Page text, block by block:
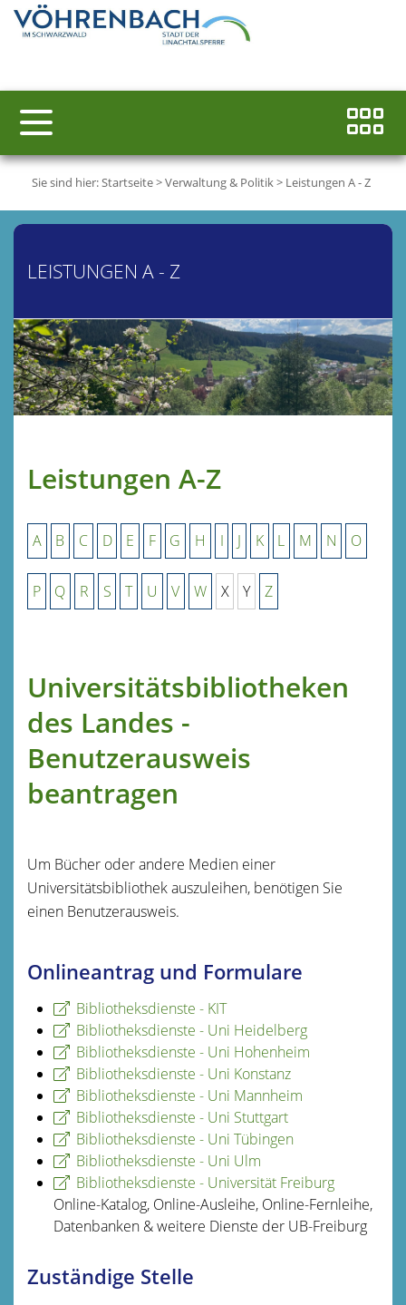
Sie sind hier:Startseite>Verwaltung & Politik> Leistungen A - Z
LEISTUNGEN A - Z
Leistungen A-Z
A B C D E F G H I J K L M N O
P Q R S T U V W X Y Z
Universitätsbibliotheken
des Landes -
Benutzerausweis
beantragen
Um Bücher oder andere Medien einer
Universitätsbibliothek auszuleihen, benötigen Sie
einen Benutzerausweis.
Onlineantrag und Formulare
Bibliotheksdienste - KIT
Bibliotheksdienste - Uni Heidelberg
Bibliotheksdienste - Uni Hohenheim
Bibliotheksdienste - Uni Konstanz
Bibliotheksdienste - Uni Mannheim
Bibliotheksdienste - Uni Stuttgart
Bibliotheksdienste - Uni Tübingen
Bibliotheksdienste - Uni Ulm
Bibliotheksdienste - Universität Freiburg
Online-Katalog, Online-Ausleihe, Online-Fernleihe,
Datenbanken & weitere Dienste der UB-Freiburg
Zuständige Stelle